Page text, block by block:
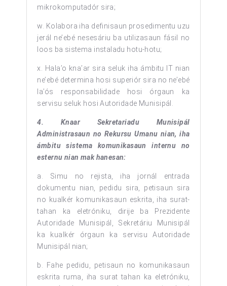
mikrokomputadór sira;
w. Kolabora iha definisaun prosedimentu uzu
jerál ne’ebé nesesáriu ba utilizasaun fásil no
loos ba sistema instaladu hotu-hotu;
x. Hala’o kna’ar sira seluk iha ámbitu IT nian
ne’ebé determina hosi superiór sira no ne’ebé
la’ós responsabilidade hosi órgaun ka
servisu seluk hosi Autoridade Munisipál.
4. Knaar Sekretariadu Munisipál
Administrasaun no Rekursu Umanu nian, iha
ámbitu sistema komunikasaun internu no
esternu nian mak hanesan:
a. Simu no rejista, iha jornál entrada
dokumentu nian, pedidu sira, petisaun sira
no kualkér komunikasaun eskrita, iha surat-
tahan ka eletróniku, dirije ba Prezidente
Autoridade Munisipál, Sekretáriu Munisipál
ka kualkér órgaun ka servisu Autoridade
Munisipál nian;
b. Fahe pedidu, petisaun no komunikasaun
eskrita ruma, iha surat tahan ka eletróniku,